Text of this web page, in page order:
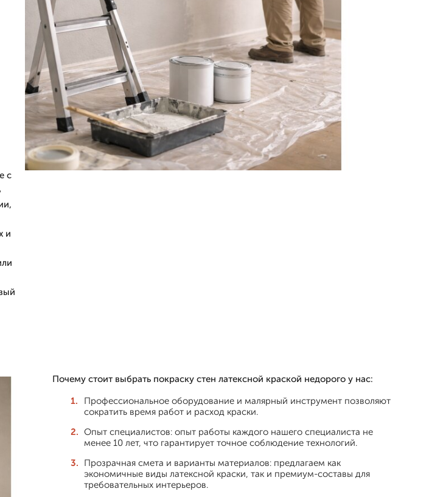
с
и
Почему стоит выбрать покраску стен латексной краской недорого у нас:
Профессиональное оборудование и малярный инструмент позволяют
сократить время работ и расход краски.
Опыт специалистов: опыт работы каждого нашего специалиста не
менее 10 лет, что гарантирует точное соблюдение технологий.
Прозрачная смета и варианты материалов: предлагаем как
экономичные виды латексной краски, так и премиум-составы для
требовательных интерьеров.